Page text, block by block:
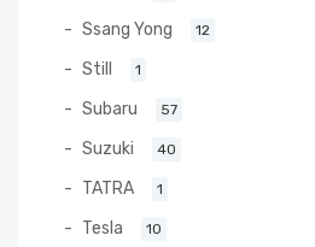
Ssang Yong 12
Still 1
Subaru 57
Suzuki 40
TATRA 1
Tesla 10